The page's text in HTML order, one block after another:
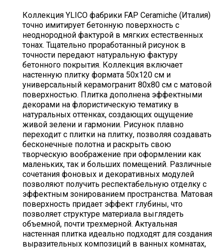
Коллекция YLICO фабрики FAP Ceramiche (Италия)
точно имитирует бетонную поверхность с
неоднородной фактурой в мягких естественных
тонах. Тщательно проработанный рисунок в
точности передают натуральную фактуру
бетонного покрытия. Коллекция включает
настенную плитку формата 50х120 см и
универсальный керамогранит 80х80 см с матовой
поверхностью. Плитка дополнена эффектными
декорами на флористическую тематику в
натуральных оттенках, создающих ощущение
живой зелени и гармонии. Рисунок плавно
переходит с плитки на плитку, позволяя создавать
бесконечные полотна и раскрыть свою
творческую воображение при оформлении как
маленьких, так и больших помещений. Различные
сочетания фоновых и декоративных модулей
позволяют получить респектабельную отделку с
эффектным зонированием пространства. Матовая
поверхность придает эффект глубины, что
позволяет структуре материала выглядеть
объемной, почти трехмерной. Актуальная
настенная плитка идеально подходят для создания
выразительных композиций в ванных комнатах,